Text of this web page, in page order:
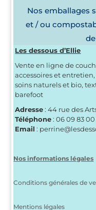
Nos emballages
et / ou
Les dessous d’Ellie
Vente en ligne de
accessoires et
soins naturels et bio,
barefoot
Adresse: 44 rue des
Téléphone: 06 09 83 00
Email :
Nos informations légales
Conditions générales de
Mentions légales